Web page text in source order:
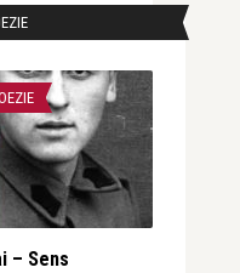
– Sens